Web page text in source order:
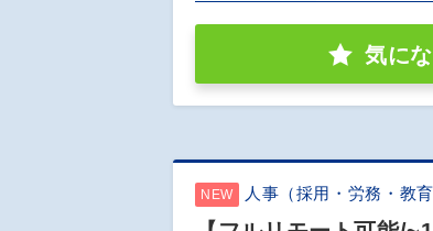
気に
NEW 人事（採用・労務・教育